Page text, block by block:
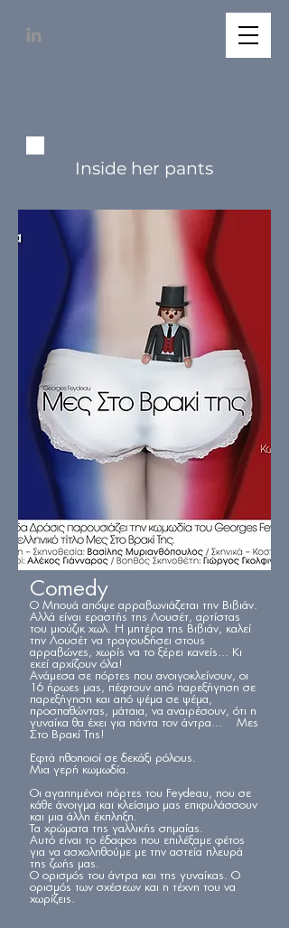
Inside her pants
Comedy
Ο Μπουά απόψε αρραβωνιάζεται την Βιβιάν.
Αλλά είναι εραστής της Λουσέτ, αρτίστας
του μιούζικ χωλ. Η μητέρα της Βιβιάν, καλεί
την Λουσέτ να τραγουδήσει στους
αρραβώνες, χωρίς να το ξέρει κανείς... Κι
εκεί αρχίζουν όλα!
Ανάμεσα σε πόρτες που ανοιγοκλείνουν, οι
16 ήρωες μας, πέφτουν από παρεξήγηση σε
παρεξήγηση και από ψέμα σε ψέμα,
προσπαθώντας, μάταια, να αναιρέσουν, ότι η
γυναίκα θα έχει για πάντα τον άντρα... Μες
Στο Βρακί Της!
Εφτά ηθοποιοί σε δεκάξι ρόλους.
Μια γερή κωμωδία.
Οι αγαπημένοι πόρτες του Feydeau, που σε
κάθε άνοιγμα και κλείσιμο μας επιφυλάσσουν
και μια άλλη έκπληξη.
Τα χρώματα της γαλλικής σημαίας.
Αυτό είναι το έδαφος που επιλέξαμε φέτος
για να ασχοληθούμε με την αστεία πλευρά
της ζωής μας.
Ο ορισμός του άντρα και της γυναίκας. Ο
ορισμός των σχέσεων και η τέχνη του να
χωρίζεις.